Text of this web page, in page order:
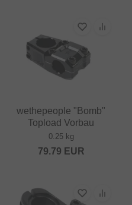
wethepeople "Bomb"
Topload Vorbau
0.25 kg
79.79 EUR